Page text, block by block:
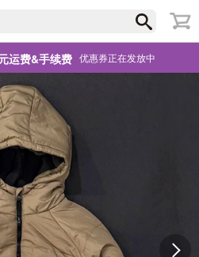
运费&手续费 优惠券正在发放中